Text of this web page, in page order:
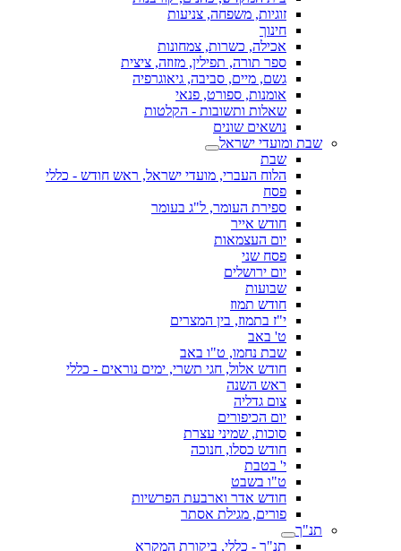
זוגיות, משפחה, צניעות
חינוך
אכילה, כשרות, צמחונות
ספר תורה, תפילין, מזוזה, ציצית
גשם, מיים, סביבה, גיאוגרפיה
אומנות, ספורט, פנאי
שאלות ותשובות - הקלטות
נושאים שונים
שבת ומועדי ישראל
שבת
הלוח העברי, מועדי ישראל, ראש חודש - כללי
פסח
ספירת העומר, ל"ג בעומר
חודש אייר
יום העצמאות
פסח שני
יום ירושלים
שבועות
חודש תמוז
י"ז בתמוז, בין המצרים
ט' באב
שבת נחמו, ט"ו באב
חודש אלול, חגי תשרי, ימים נוראים - כללי
ראש השנה
צום גדליה
יום הכיפורים
סוכות, שמיני עצרת
חודש כסלו, חנוכה
י' בטבת
ט"ו בשבט
חודש אדר וארבעת הפרשיות
פורים, מגילת אסתר
תנ"ך
תנ"ך - כללי, ביקורת המקרא